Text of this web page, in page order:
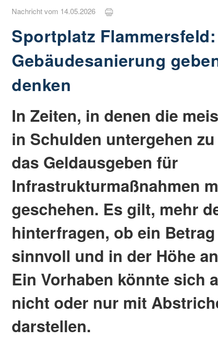
Nachricht vom 14.05.2026
Sportplatz
Gebäudesanierung
denken
In Zeiten, in denen die
in Schulden untergehen
das Geldausgeben für
Infrastrukturmaßnahmen
geschehen. Es gilt, mehr
hinterfragen, ob ein
sinnvoll und in der Höhe
Ein Vorhaben könnte sich
nicht oder nur mit
darstellen.